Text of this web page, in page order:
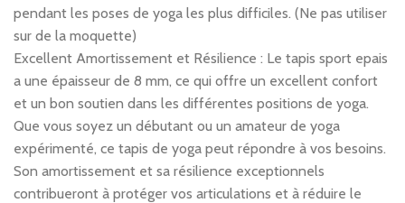
pendant les poses de yoga les plus difficiles. (Ne pas utiliser
sur de la moquette)
Excellent Amortissement et Résilience : Le tapis sport epais
a une épaisseur de 8 mm, ce qui offre un excellent confort
et un bon soutien dans les différentes positions de yoga.
Que vous soyez un débutant ou un amateur de yoga
expérimenté, ce tapis de yoga peut répondre à vos besoins.
Son amortissement et sa résilience exceptionnels
contribueront à protéger vos articulations et à réduire le